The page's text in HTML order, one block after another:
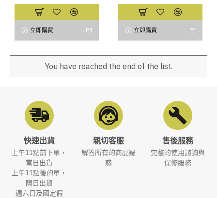
立即購買 立即購買
You have reached the end of the list.
快速出貨
上午11點前下單，
當日出貨
上午11點後的單，
隔日出貨
週六日及國定假
親切客服
解答所有的商品疑
惑
售後服務
完整的使用諮詢與
保修服務